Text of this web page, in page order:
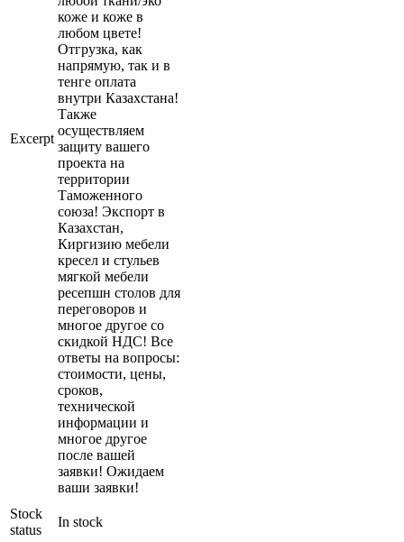
Excerpt
коже и коже в
любом цвете!
Отгрузка, как
напрямую, так и в
тенге оплата
внутри Казахстана!
Также
осуществляем
защиту вашего
проекта на
территории
Таможенного
союза! Экспорт в
Казахстан,
Киргизию мебели
кресел и стульев
мягкой мебели
ресепшн столов для
переговоров и
многое другое со
скидкой НДС! Все
ответы на вопросы:
стоимости, цены,
сроков,
технической
информации и
многое другое
после вашей
заявки! Ожидаем
ваши заявки!
Stock
status
In stock